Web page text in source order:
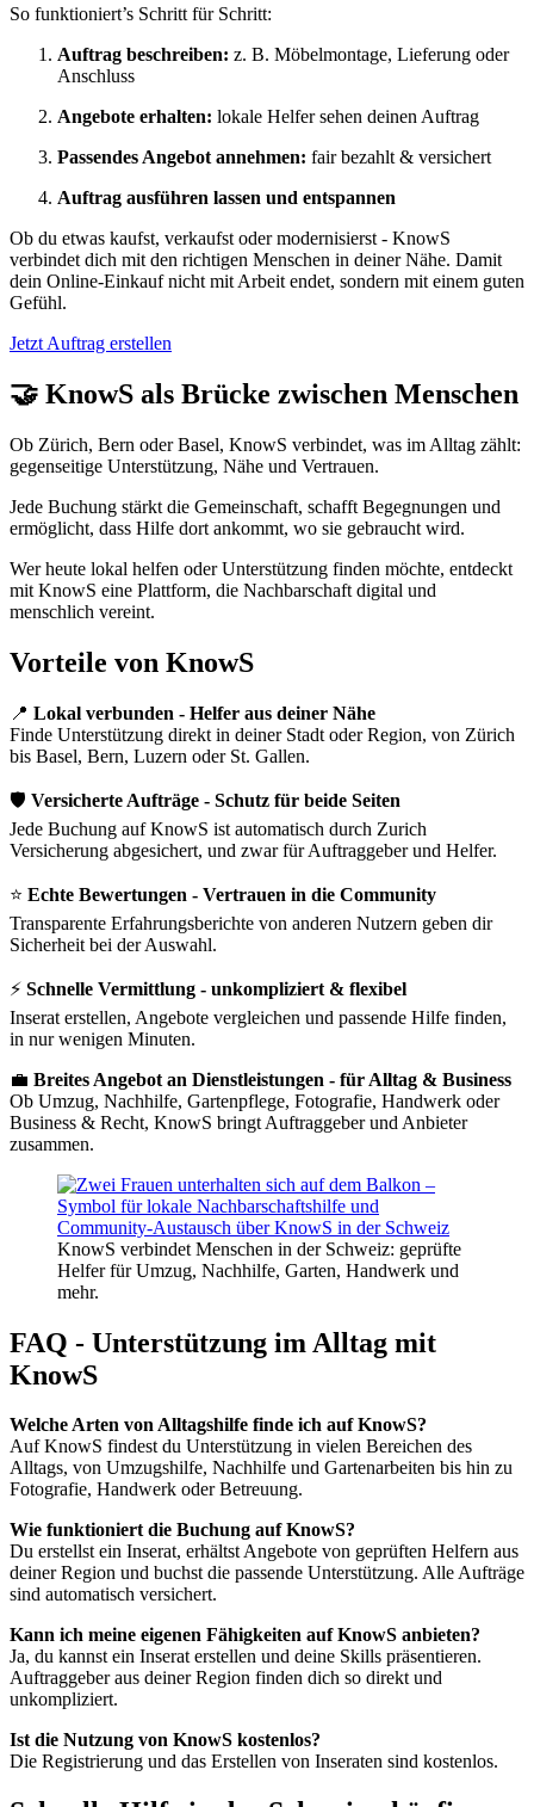
So funktioniert’s Schritt für Schritt:
Auftrag beschreiben: z. B. Möbelmontage, Lieferung oder
Anschluss
Angebote erhalten: lokale Helfer sehen deinen Auftrag
Passendes Angebot annehmen: fair bezahlt & versichert
Auftrag ausführen lassen und entspannen
Ob du etwas kaufst, verkaufst oder modernisierst - KnowS
verbindet dich mit den richtigen Menschen in deiner Nähe. Damit
dein Online-Einkauf nicht mit Arbeit endet, sondern mit einem guten
Gefühl.
Jetzt Auftrag erstellen
🤝 KnowS als Brücke zwischen Menschen
Ob Zürich, Bern oder Basel, KnowS verbindet, was im Alltag zählt:
gegenseitige Unterstützung, Nähe und Vertrauen.
Jede Buchung stärkt die Gemeinschaft, schafft Begegnungen und
ermöglicht, dass Hilfe dort ankommt, wo sie gebraucht wird.
Wer heute lokal helfen oder Unterstützung finden möchte, entdeckt
mit KnowS eine Plattform, die Nachbarschaft digital und
menschlich vereint.
Vorteile von KnowS
📍 Lokal verbunden - Helfer aus deiner Nähe
Finde Unterstützung direkt in deiner Stadt oder Region, von Zürich
bis Basel, Bern, Luzern oder St. Gallen.
🛡️ Versicherte Aufträge - Schutz für beide Seiten
Jede Buchung auf KnowS ist automatisch durch Zurich
Versicherung abgesichert, und zwar für Auftraggeber und Helfer.
⭐ Echte Bewertungen - Vertrauen in die Community
Transparente Erfahrungsberichte von anderen Nutzern geben dir
Sicherheit bei der Auswahl.
⚡ Schnelle Vermittlung - unkompliziert & flexibel
Inserat erstellen, Angebote vergleichen und passende Hilfe finden,
in nur wenigen Minuten.
💼 Breites Angebot an Dienstleistungen - für Alltag & Business
Ob Umzug, Nachhilfe, Gartenpflege, Fotografie, Handwerk oder
Business & Recht, KnowS bringt Auftraggeber und Anbieter
zusammen.
KnowS verbindet Menschen in der Schweiz: geprüfte
Helfer für Umzug, Nachhilfe, Garten, Handwerk und
mehr.
FAQ - Unterstützung im Alltag mit
KnowS
Welche Arten von Alltagshilfe finde ich auf KnowS?
Auf KnowS findest du Unterstützung in vielen Bereichen des
Alltags, von Umzugshilfe, Nachhilfe und Gartenarbeiten bis hin zu
Fotografie, Handwerk oder Betreuung.
Wie funktioniert die Buchung auf KnowS?
Du erstellst ein Inserat, erhältst Angebote von geprüften Helfern aus
deiner Region und buchst die passende Unterstützung. Alle Aufträge
sind automatisch versichert.
Kann ich meine eigenen Fähigkeiten auf KnowS anbieten?
Ja, du kannst ein Inserat erstellen und deine Skills präsentieren.
Auftraggeber aus deiner Region finden dich so direkt und
unkompliziert.
Ist die Nutzung von KnowS kostenlos?
Die Registrierung und das Erstellen von Inseraten sind kostenlos.